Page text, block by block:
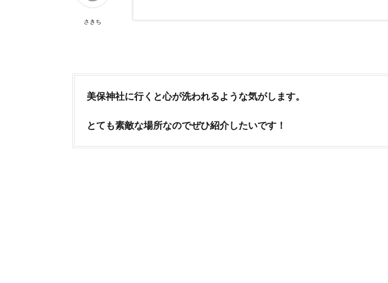
さきち
美保神社に行くと心が洗われるような気がします。
とても素敵な場所なのでぜひ紹介したいです！